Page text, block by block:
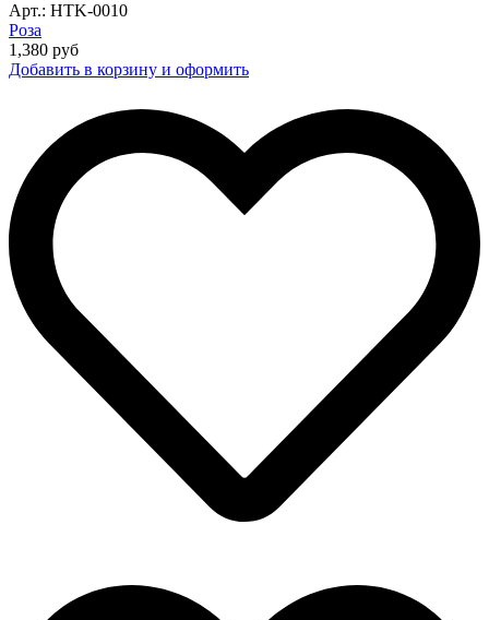
Арт.: HTK-0010
Роза
1,380 руб
Добавить в корзину и оформить